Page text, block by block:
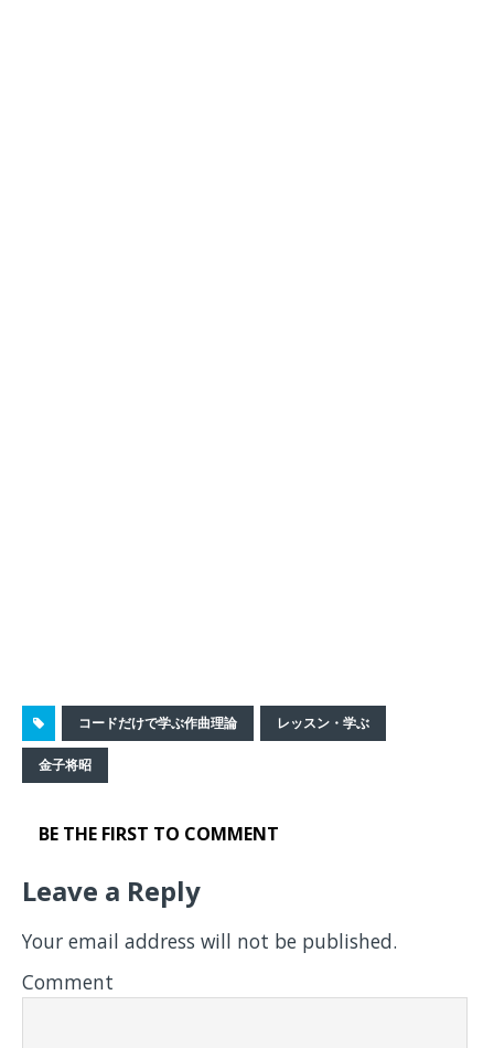
コードだけで学ぶ作曲理論 レッスン・学ぶ
金子将昭
BE THE FIRST TO COMMENT
Leave a Reply
Your email address will not be published.
Comment